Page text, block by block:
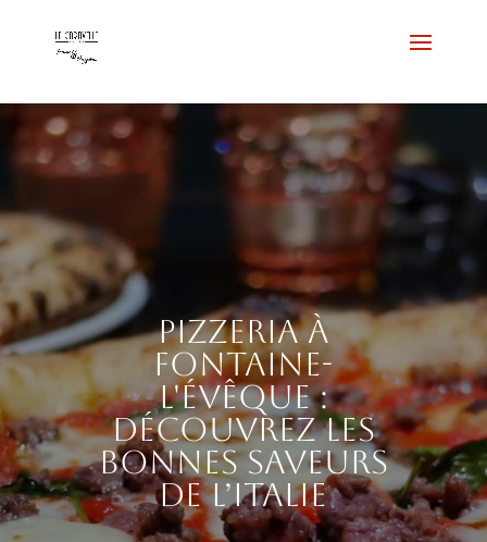
Pizzeria à
Fontaine-
l'Évêque :
découvrez les
bonnes saveurs
de l’Italie